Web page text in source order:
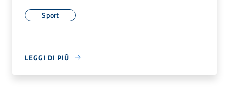
Sport
LEGGI DI PIÙ